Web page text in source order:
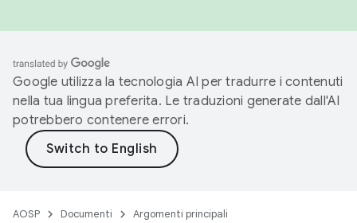
Google utilizza la tecnologia AI per tradurre i contenuti
nella tua lingua preferita. Le traduzioni generate dall'AI
potrebbero contenere errori.
AOSP Documenti Argomenti principali